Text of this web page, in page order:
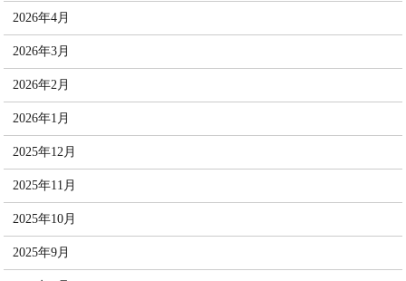
2026年4月
2026年3月
2026年2月
2026年1月
2025年12月
2025年11月
2025年10月
2025年9月